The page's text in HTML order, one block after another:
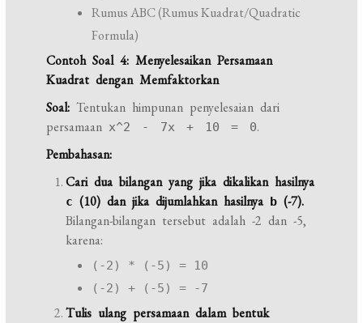
Rumus ABC (Rumus Kuadrat/Quadratic
Formula)
Contoh Soal 4: Menyelesaikan Persamaan
Kuadrat dengan Memfaktorkan
Soal: Tentukan himpunan penyelesaian dari
persamaan x^2 - 7x + 10 = 0.
Pembahasan:
Cari dua bilangan yang jika dikalikan hasilnya
c (10) dan jika dijumlahkan hasilnya b (-7).
Bilangan-bilangan tersebut adalah -2 dan -5,
karena:
(-2) * (-5) = 10
(-2) + (-5) = -7
Tulis ulang persamaan dalam bentuk